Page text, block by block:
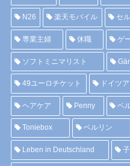
N26 楽天モバイル セ
専業主婦 休職 ゲ
ソフトミニマリスト
49ユーロチケット ドイツア
ヘアケア Penny ベ
Toniebox ベルリン
Leben in Deutschland 子